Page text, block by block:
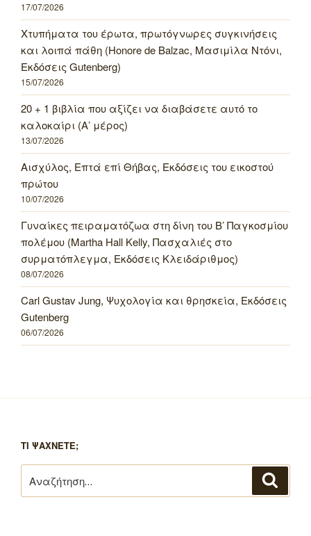
17/07/2026
Χτυπήματα του έρωτα, πρωτόγνωρες συγκινήσεις
και λοιπά πάθη (Honore de Balzac, Μασιμίλα Ντόνι,
Εκδόσεις Gutenberg)
15/07/2026
20 + 1 βιβλία που αξίζει να διαβάσετε αυτό το
καλοκαίρι (Α’ μέρος)
13/07/2026
Αισχύλος, Επτά επί Θήβας, Εκδόσεις του εικοστού
πρώτου
10/07/2026
Γυναίκες πειραματόζωα στη δίνη του Β’ Παγκοσμίου
πολέμου (Martha Hall Kelly, Πασχαλιές στο
συρματόπλεγμα, Εκδόσεις Κλειδάριθμος)
08/07/2026
Carl Gustav Jung, Ψυχολογία και θρησκεία, Εκδόσεις
Gutenberg
06/07/2026
ΤΙ ΨΑΧΝΕΤΕ;
για: